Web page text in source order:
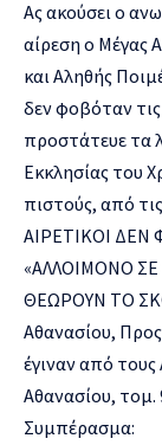
Ας ακούσει ο
αίρεση ο Μέγας
και Αληθής
δεν φοβόταν τις
προστάτευε τα
Εκκλησίας του
πιστούς, από
ΑΙΡΕΤΙΚΟΙ ΔΕΝ
«ΑΛΛΟΙΜΟΝΟ ΣΕ
ΘΕΩΡΟΥΝ ΤΟ
Αθανασίου,
έγιναν από
Αθανασίου, τομ.
Συμπέρασμα: